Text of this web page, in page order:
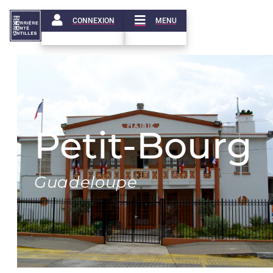
CONNEXION MENU
Petit-Bourg
Guadeloupe